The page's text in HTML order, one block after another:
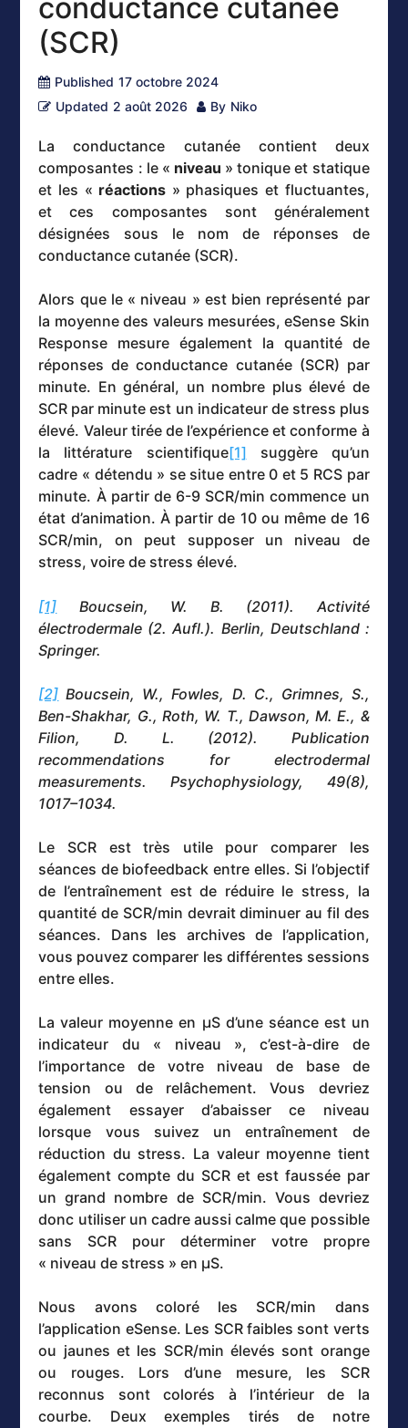
conductance cutanée
(SCR)
Published 17 octobre 2024
Updated 2 août 2026 By Niko
La conductance cutanée contient deux
composantes : le « niveau » tonique et statique
et les « réactions » phasiques et fluctuantes,
et ces composantes sont généralement
désignées sous le nom de réponses de
conductance cutanée (SCR).
Alors que le « niveau » est bien représenté par
la moyenne des valeurs mesurées, eSense Skin
Response mesure également la quantité de
réponses de conductance cutanée (SCR) par
minute. En général, un nombre plus élevé de
SCR par minute est un indicateur de stress plus
élevé. Valeur tirée de l’expérience et conforme à
la littérature scientifique[1] suggère qu’un
cadre « détendu » se situe entre 0 et 5 RCS par
minute. À partir de 6-9 SCR/min commence un
état d’animation. À partir de 10 ou même de 16
SCR/min, on peut supposer un niveau de
stress, voire de stress élevé.
[1] Boucsein, W. B. (2011). Activité
électrodermale (2. Aufl.). Berlin, Deutschland :
Springer.
[2] Boucsein, W., Fowles, D. C., Grimnes, S.,
Ben-Shakhar, G., Roth, W. T., Dawson, M. E., &
Filion, D. L. (2012). Publication
recommendations for electrodermal
measurements. Psychophysiology, 49(8),
1017–1034.
Le SCR est très utile pour comparer les
séances de biofeedback entre elles. Si l’objectif
de l’entraînement est de réduire le stress, la
quantité de SCR/min devrait diminuer au fil des
séances. Dans les archives de l’application,
vous pouvez comparer les différentes sessions
entre elles.
La valeur moyenne en µS d’une séance est un
indicateur du « niveau », c’est-à-dire de
l’importance de votre niveau de base de
tension ou de relâchement. Vous devriez
également essayer d’abaisser ce niveau
lorsque vous suivez un entraînement de
réduction du stress. La valeur moyenne tient
également compte du SCR et est faussée par
un grand nombre de SCR/min. Vous devriez
donc utiliser un cadre aussi calme que possible
sans SCR pour déterminer votre propre
« niveau de stress » en µS.
Nous avons coloré les SCR/min dans
l’application eSense. Les SCR faibles sont verts
ou jaunes et les SCR/min élevés sont orange
ou rouges. Lors d’une mesure, les SCR
reconnus sont colorés à l’intérieur de la
courbe. Deux exemples tirés de notre